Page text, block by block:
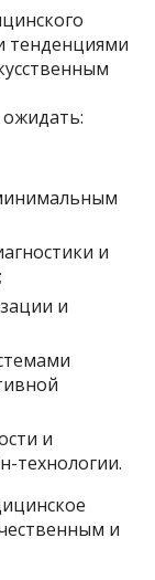
тенденциями
и
и
и
технологии.
и